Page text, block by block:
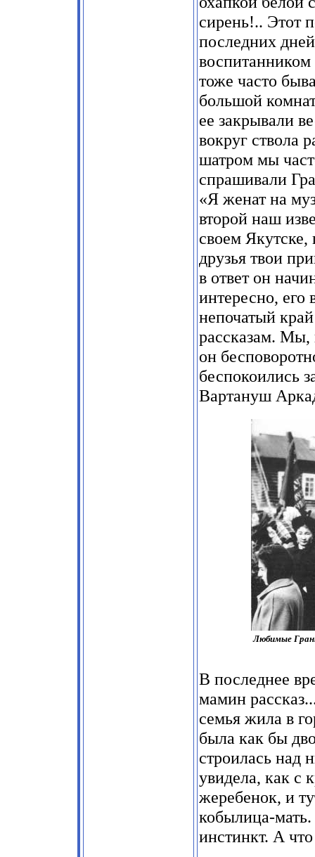
сирень!.. Этот
последних
тоже часто
большой
ее закрывали
вокруг ствола
шатром мы
спрашивали
«Я женат на
второй наш
своем
друзья твои
в ответ он
интересно, его
непочатый
рассказам. Мы,
он
беспокоились
Вартануш
Любимые
В последнее
мамин
семья жила в
была как бы
строилась
увидела, как с
жеребенок, и
кобылица-
инстинкт. А